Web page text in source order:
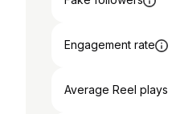
Engagement rate
Average Reel plays